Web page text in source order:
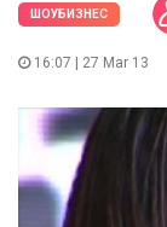
ШОУБИЗНЕС
16:07 | 27 Mar 13